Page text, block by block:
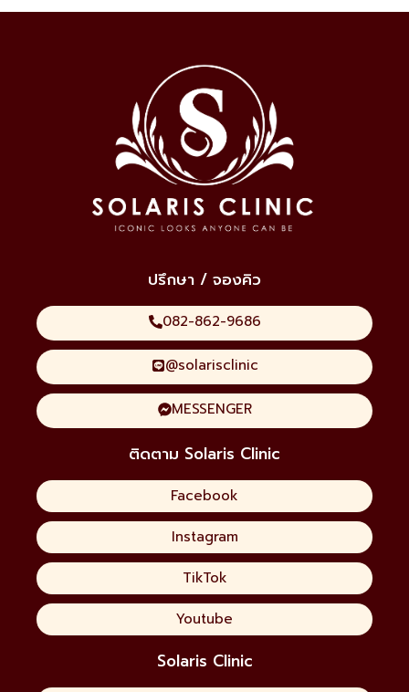
ปรึกษา / จองคิว
082-862-9686
@solarisclinic
MESSENGER
ติดตาม Solaris Clinic
Facebook
Instagram
TikTok
Youtube
Solaris Clinic